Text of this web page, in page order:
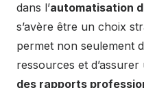
dans l’automatisation
s’avère être un choix
permet non seulement
ressources et d’assurer
des rapports